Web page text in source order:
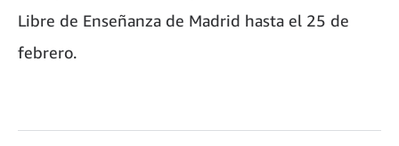
Libre de Enseñanza de Madrid hasta el 25 de
febrero.